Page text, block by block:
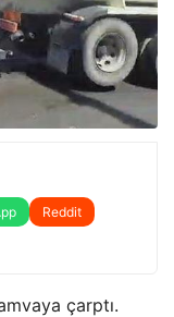
Reddit
çarptı.